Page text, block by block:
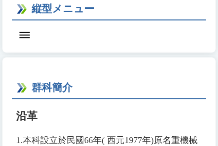
縦型メニュー
群科簡介
沿革
1.本科設立於民國66年( 西元1977年)原名重機械